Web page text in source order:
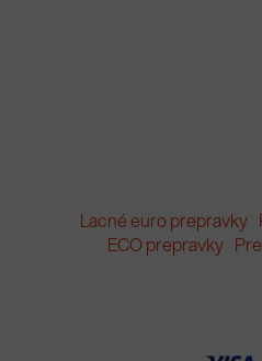
Lacné euro prepravky
ECO prepravky